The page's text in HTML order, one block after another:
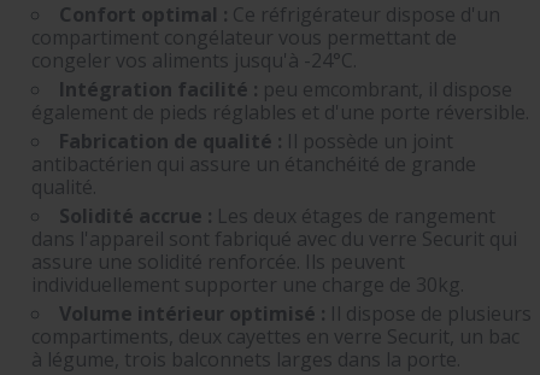
Confort optimal : Ce réfrigérateur dispose d'un
compartiment congélateur vous permettant de
congeler vos aliments jusqu'à -24°C.
Intégration facilité : peu emcombrant, il dispose
également de pieds réglables et d'une porte réversible.
Fabrication de qualité : Il possède un joint
antibactérien qui assure un étanchéité de grande
qualité.
Solidité accrue : Les deux étages de rangement
dans l'appareil sont fabriqué avec du verre Securit qui
assure une solidité renforcée. Ils peuvent
individuellement supporter une charge de 30kg.
Volume intérieur optimisé : Il dispose de plusieurs
compartiments, deux cayettes en verre Securit, un bac
à légume, trois balconnets larges dans la porte.